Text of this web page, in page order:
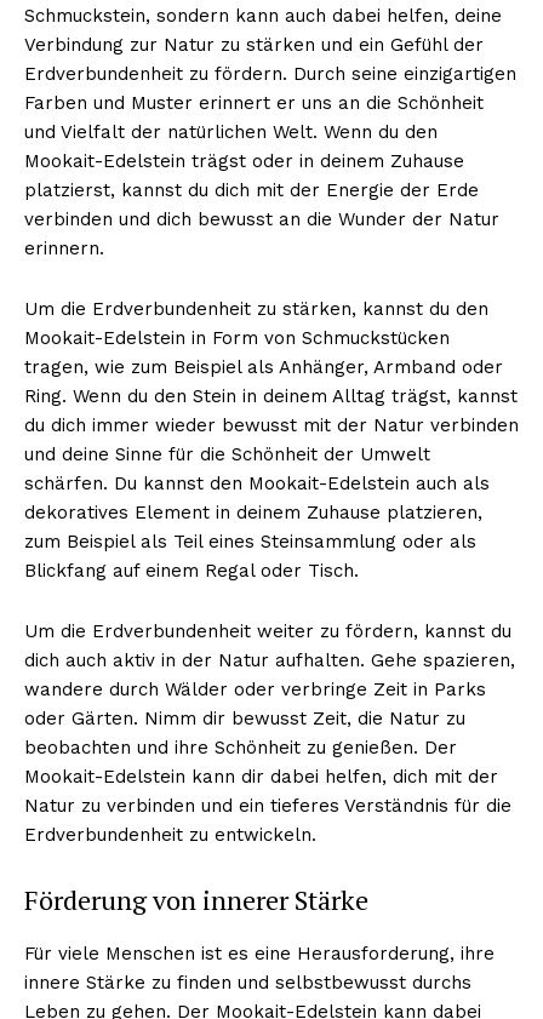
Schmuckstein, sondern kann auch dabei helfen, deine
Verbindung zur Natur zu stärken und ein Gefühl der
Erdverbundenheit zu fördern. Durch seine einzigartigen
Farben und Muster erinnert er uns an die Schönheit
und Vielfalt der natürlichen Welt. Wenn du den
Mookait-Edelstein trägst oder in deinem Zuhause
platzierst, kannst du dich mit der Energie der Erde
verbinden und dich bewusst an die Wunder der Natur
erinnern.
Um die Erdverbundenheit zu stärken, kannst du den
Mookait-Edelstein in Form von Schmuckstücken
tragen, wie zum Beispiel als Anhänger, Armband oder
Ring. Wenn du den Stein in deinem Alltag trägst, kannst
du dich immer wieder bewusst mit der Natur verbinden
und deine Sinne für die Schönheit der Umwelt
schärfen. Du kannst den Mookait-Edelstein auch als
dekoratives Element in deinem Zuhause platzieren,
zum Beispiel als Teil eines Steinsammlung oder als
Blickfang auf einem Regal oder Tisch.
Um die Erdverbundenheit weiter zu fördern, kannst du
dich auch aktiv in der Natur aufhalten. Gehe spazieren,
wandere durch Wälder oder verbringe Zeit in Parks
oder Gärten. Nimm dir bewusst Zeit, die Natur zu
beobachten und ihre Schönheit zu genießen. Der
Mookait-Edelstein kann dir dabei helfen, dich mit der
Natur zu verbinden und ein tieferes Verständnis für die
Erdverbundenheit zu entwickeln.
Förderung von innerer Stärke
Für viele Menschen ist es eine Herausforderung, ihre
innere Stärke zu finden und selbstbewusst durchs
Leben zu gehen. Der Mookait-Edelstein kann dabei